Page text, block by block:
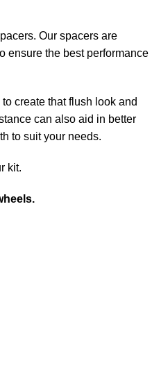
Our spacers are
ensure the best performance
create that flush look and
can also aid in better
to suit your needs.
kit.